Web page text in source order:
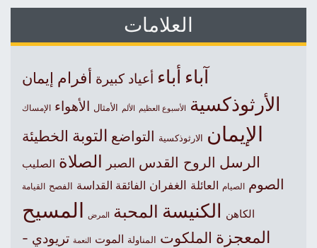
العلامات
آباءأباء أعياد كبيرة أفرام إيمان
الأرثوذكسية الأسبوع العظيم الألم الأمثال الأهواء الإمساك
الإيمان الارثوذكسية التواضع التوبة الخطيئة
الرسل الروح القدس الصبر الصلاة الصليب
الصوم الصيام العائلة الغفران الفائقة القداسة الفصح القيامة
الكاهن الكنيسةالمحبة المرض المسيح
المعجزة الملكوت المناولة الموت النعمة تريودي -